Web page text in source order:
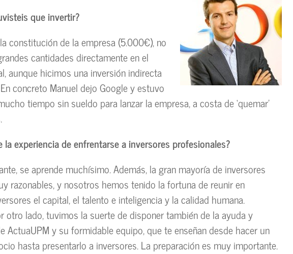
que invertir?
constitución de la empresa (5.000€), no
cantidades directamente en el
aunque hicimos una inversión indirecta
concreto Manuel dejo Google y estuvo
tiempo sin sueldo para lanzar la empresa, a costa de ‘quemar’
la experiencia de enfrentarse a inversores profesionales?
se aprende muchísimo. Además, la gran mayoría de inversores
razonables, y nosotros hemos tenido la fortuna de reunir en
el capital, el talento e inteligencia y la calidad humana.
otro lado, tuvimos la suerte de disponer también de la ayuda y
ActuaUPM y su formidable equipo, que te enseñan desde hacer un
hasta presentarlo a inversores. La preparación es muy importante.